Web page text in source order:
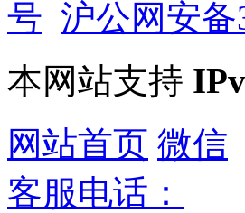
号 沪公网安备
本网站支持
网站首页 微信
客服电话：